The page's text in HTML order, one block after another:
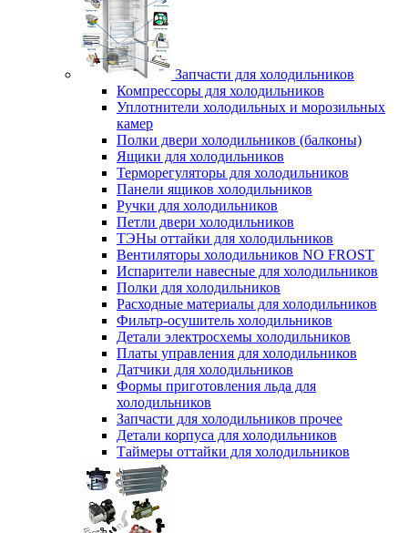
Запчасти для холодильников
Компрессоры для холодильников
Уплотнители холодильных и морозильных
камер
Полки двери холодильников (балконы)
Ящики для холодильников
Терморегуляторы для холодильников
Панели ящиков холодильников
Ручки для холодильников
Петли двери холодильников
ТЭНы оттайки для холодильников
Вентиляторы холодильников NO FROST
Испарители навесные для холодильников
Полки для холодильников
Расходные материалы для холодильников
Фильтр-осушитель холодильников
Детали электросхемы холодильников
Платы управления для холодильников
Датчики для холодильников
Формы приготовления льда для
холодильников
Запчасти для холодильников прочее
Детали корпуса для холодильников
Таймеры оттайки для холодильников